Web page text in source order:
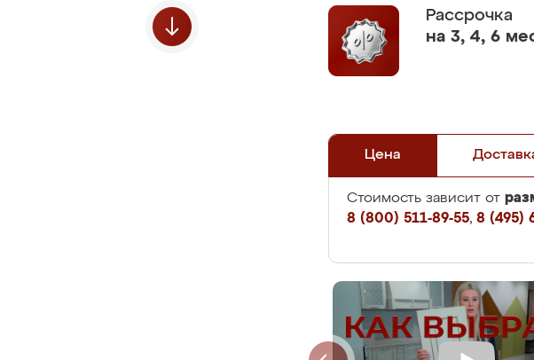
Рассрочка
на 3, 4, 6
Цена
Стоимость зависит от
8 (800) 511-89-55, 8 (495)